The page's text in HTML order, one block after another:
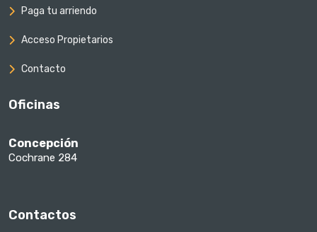
Paga tu arriendo
Acceso Propietarios
Contacto
Oficinas
Concepción
Cochrane 284
Contactos